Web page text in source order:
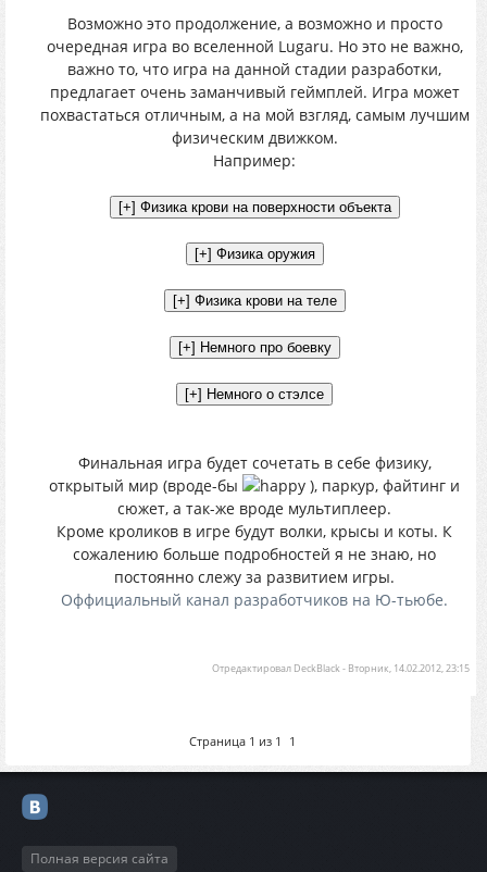
Возможно это продолжение, а возможно и просто
очередная игра во вселенной Lugaru. Но это не важно,
важно то, что игра на данной стадии разработки,
предлагает очень заманчивый геймплей. Игра может
похвастаться отличным, а на мой взгляд, самым лучшим
физическим движком.
Например:
Финальная игра будет сочетать в себе физику,
открытый мир (вроде-бы
), паркур, файтинг и
сюжет, а так-же вроде мультиплеер.
Кроме кроликов в игре будут волки, крысы и коты. К
сожалению больше подробностей я не знаю, но
постоянно слежу за развитием игры.
Оффициальный канал разработчиков на Ю-тьюбе.
Отредактировал DeckBlack- Вторник, 14.02.2012, 23:15
Страница 1 из 1 1
Полная версия сайта